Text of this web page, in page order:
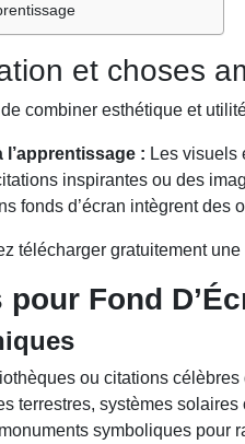
et choses
combiner esthétique et
: Les visuels
inspirantes ou des
fonds d’écran intègrent des
télécharger gratuitement
Fond
ou citations célèbres
terrestres, systèmes
symboliques pour